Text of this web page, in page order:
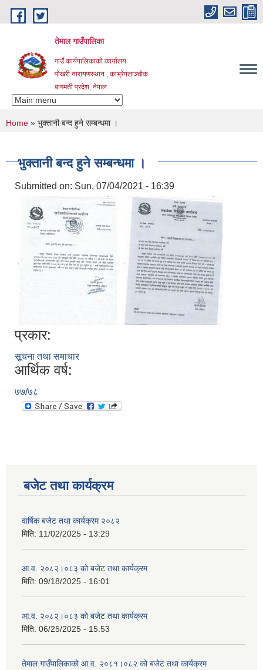
Skip to main content
तेमाल गाउँपालिका
गाउँ कार्यपालिकाको कार्यालय
पोखरी नारायणस्थान , काभ्रेपलाञ्चोक ‌‌‍‍‍‍‍‍
बागमती प्रदेश, नेपाल
You are here
Home » भुक्तानी बन्द हुने सम्बन्धमा ।
भुक्तानी बन्द हुने सम्बन्धमा ।
Submitted on: Sun, 07/04/2021 - 16:39
प्रकार:
सूचना तथा समाचार
आर्थिक वर्ष:
७७/७८
बजेट तथा कार्यक्रम
वार्षिक बजेट तथा कार्यक्रम २०८२
मिति: 11/02/2025 - 13:29
आ.व. २०८२।०८३ को बजेट तथा कार्यक्रम
मिति: 09/18/2025 - 16:01
आ.व. २०८२।०८३ को बजेट तथा कार्यक्रम
मिति: 06/25/2025 - 15:53
तेमाल गाउँपालिकाको आ.व. २०८१।०८२ को बजेट तथा कार्यक्रम